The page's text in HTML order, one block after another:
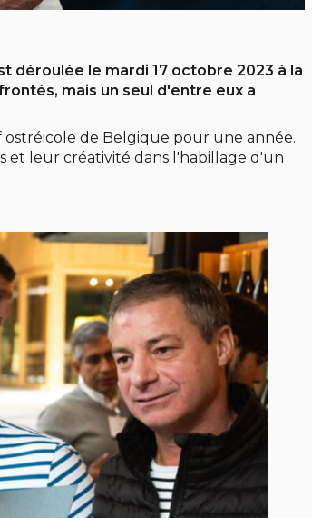
déroulée le mardi 17 octobre 2023 à la
mais un seul d'entre eux a
ostréicole de Belgique pour une année.
et leur créativité dans l'habillage d'un